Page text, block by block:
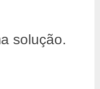
solução.